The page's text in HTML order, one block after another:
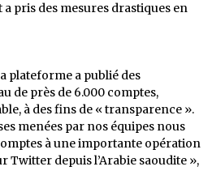
pris des mesures drastiques en
plateforme a publié des
de près de 6.000 comptes,
à des fins de « transparence ».
menées par nos équipes nous
à une importante opération
Twitter depuis l’Arabie saoudite »,